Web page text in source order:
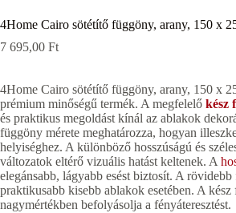
4Home Cairo sötétítő függöny, arany, 150 x
7 695,00 Ft
4Home Cairo sötétítő függöny, arany, 150 x
prémium minőségű termék. A megfelelő kész
és praktikus megoldást kínál az ablakok
függöny mérete meghatározza, hogyan
helyiséghez. A különböző hosszúságú és
változatok eltérő vizuális hatást keltenek. A
elegánsabb, lágyabb esést biztosít. A
praktikusabb kisebb ablakok esetében. A kész
nagymértékben befolyásolja a fényáteresztést.